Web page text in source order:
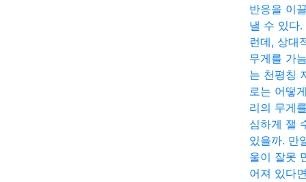
반응을 이
낼 수 있다.
런데, 상대
무게를 가
는 천평칭
로는 어떻
리의 무게
심하게 잴
있을까. 만
울이 잘못
어져 있다